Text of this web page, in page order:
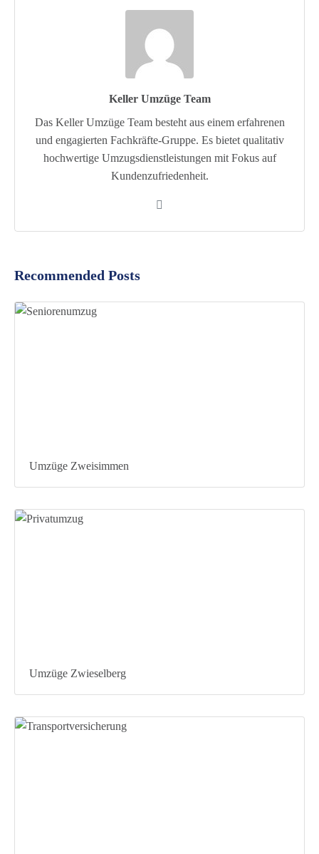
Keller Umzüge Team
Das Keller Umzüge Team besteht aus einem erfahrenen
und engagierten Fachkräfte-Gruppe. Es bietet qualitativ
hochwertige Umzugsdienstleistungen mit Fokus auf
Kundenzufriedenheit.
Recommended Posts
Umzüge Zweisimmen
Umzüge Zwieselberg